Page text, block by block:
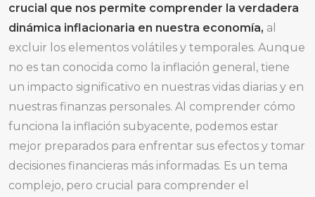
crucial que nos permite comprender la verdadera
dinámica inflacionaria en nuestra economía, al
excluir los elementos volátiles y temporales. Aunque
no es tan conocida como la inflación general, tiene
un impacto significativo en nuestras vidas diarias y en
nuestras finanzas personales. Al comprender cómo
funciona la inflación subyacente, podemos estar
mejor preparados para enfrentar sus efectos y tomar
decisiones financieras más informadas. Es un tema
complejo, pero crucial para comprender el